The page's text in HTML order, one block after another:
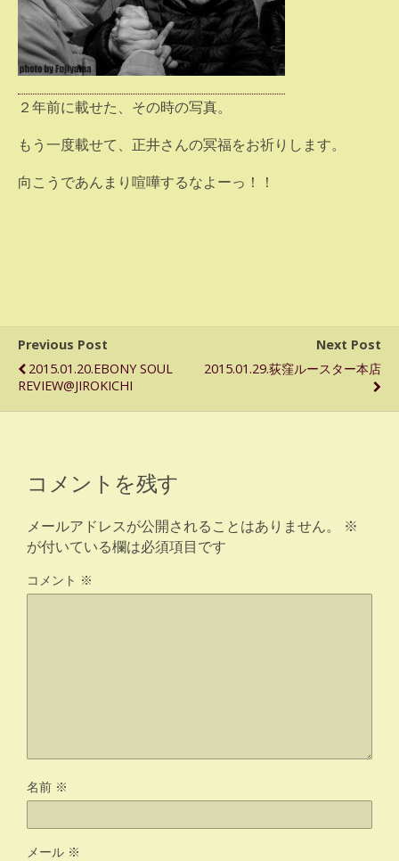
２年前に載せた、その時の写真。
もう一度載せて、正井さんの冥福をお祈りします。
向こうであんまり喧嘩するなよーっ！！
Previous Post
2015.01.20.EBONY SOUL
REVIEW@JIROKICHI
Next Post
2015.01.29.荻窪ルースター本店
コメントを残す
メールアドレスが公開されることはありません。
※
が付いている欄は必須項目です
コメント ※
名前 ※
メール ※